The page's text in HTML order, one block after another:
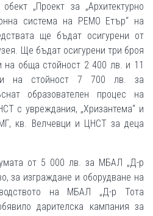
„Проект за „Архитектурно
система на РЕМО Етър“ на
ще бъдат осигурени от
Ще бъдат осигурени три броя
на обща стойност 2 400 лв. и 11
на стойност 7 700 лв. за
образователен процес на
с увреждания, „Хризантема“ и
кв. Велчевци и ЦНСТ за деца
от 5 000 лв. за МБАЛ „Д-р
за изграждане и оборудване на
на МБАЛ „Д-р Тота
дарителска кампания за